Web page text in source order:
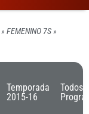
» FEMENINO 7S»
Temporada
2015-16
Todos